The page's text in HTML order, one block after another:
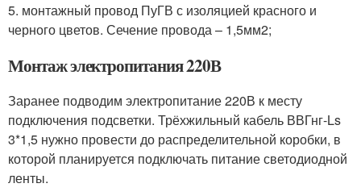
5. монтажный провод ПуГВ с изоляцией красного и
черного цветов. Сечение провода – 1,5мм2;
Монтаж электропитания 220В
Заранее подводим электропитание 220В к месту
подключения подсветки. Трёхжильный кабель ВВГнг-Ls
3*1,5 нужно провести до распределительной коробки, в
которой планируется подключать питание светодиодной
ленты.